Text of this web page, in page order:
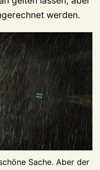
werden.
Sache. Aber der